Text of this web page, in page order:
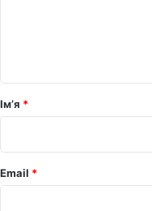
р
Ім’я *
Email *